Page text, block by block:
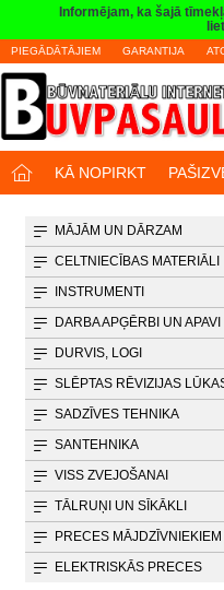
Informējam, ka šajā
PIEGĀDĀTĀJIEM GARANTIJA
KĀ NOPIRKT
MĀJĀM UN DĀRZAM
CELTNIECĪBAS MATERIĀLI
INSTRUMENTI
DARBA APĢĒRBI UN APAVI
DURVIS, LOGI
SLĒPTAS RĒVIZIJAS
SADZĪVES TEHNIKA
SANTEHNIKA
VISS ZVEJOŠANAI
TĀLRUŅI UN SĪKĀKLI
PRECES MĀJDZĪVNIEKIEM
ELEKTRISKĀS PRECES